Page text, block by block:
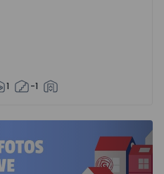
1 -1
- 1575504 - 1